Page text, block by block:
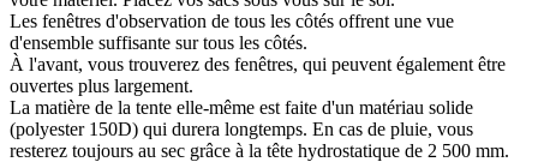
Les fenêtres d'observation de tous les côtés offrent une vue
d'ensemble suffisante sur tous les côtés.
À l'avant, vous trouverez des fenêtres, qui peuvent également être
ouvertes plus largement.
La matière de la tente elle-même est faite d'un matériau solide
(polyester 150D) qui durera longtemps. En cas de pluie, vous
resterez toujours au sec grâce à la tête hydrostatique de 2 500 mm.